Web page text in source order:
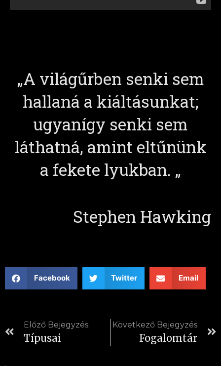
„A világűrben senki sem
hallaná a kiáltásunkat;
ugyanígy senki sem
láthatná, amint eltűnünk
a fekete lyukban. „
Stephen Hawking
Facebook Twitter Email
Előző Bejegyzés
Típusai
Következő Bejegyzés
Fogalomtár